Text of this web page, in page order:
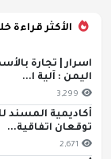
الأكثر قراءة خلال 24
اسرار | تجارة
اليمن : آلية ا...
3,299
أكاديمية المسند
توقعان اتفاقية...
2,671